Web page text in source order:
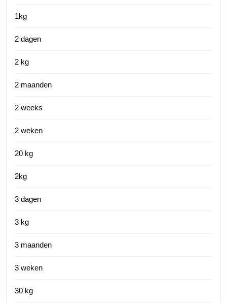
1kg
2 dagen
2 kg
2 maanden
2 weeks
2 weken
20 kg
2kg
3 dagen
3 kg
3 maanden
3 weken
30 kg